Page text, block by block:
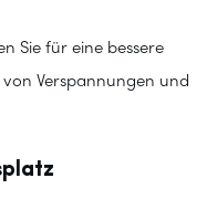
Sie für eine bessere
Verspannungen und